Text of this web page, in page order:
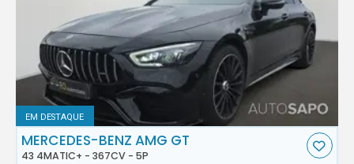
EM DESTAQUE
MERCEDES-BENZ AMG GT
43 4MATIC+ - 367CV - 5P